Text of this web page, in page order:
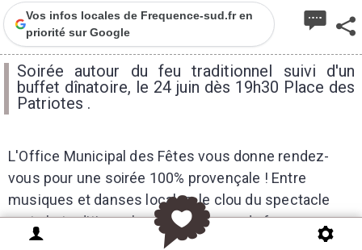
Vos infos locales de Frequence-sud.fr en
priorité sur Google
Soirée autour du feu traditionnel suivi d'un
buffet dînatoire, le 24 juin dès 19h30 Place des
Patriotes .
L'Office Municipal des Fêtes vous donne rendez-
vous pour une soirée 100% provençale ! Entre
musiques et danses locales, le clou du spectacle
reste le traditionnel saut au-dessus du feu pour
s'assurer chance et bonheur. Une coutume qui ravit